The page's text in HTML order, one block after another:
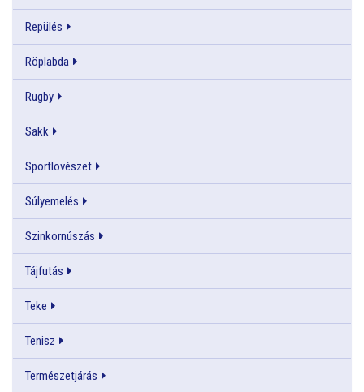
Repülés
Röplabda
Rugby
Sakk
Sportlövészet
Súlyemelés
Szinkornúszás
Tájfutás
Teke
Tenisz
Természetjárás